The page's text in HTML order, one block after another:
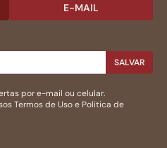
E-MAIL
SALVAR
por e-mail ou celular.
Termos de Usoe Politica de